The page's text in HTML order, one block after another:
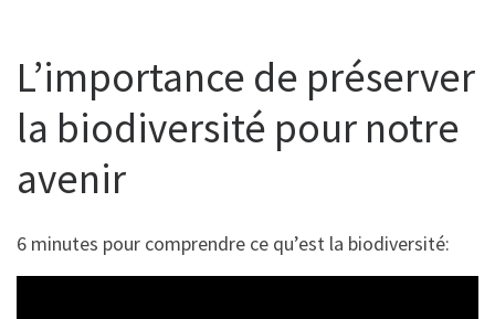
L’importance de préserver
la biodiversité pour notre
avenir
6 minutes pour comprendre ce qu’est la biodiversité: